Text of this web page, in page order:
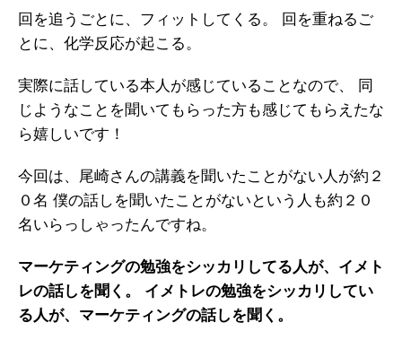
回を追うごとに、フィットしてくる。
回を重ねるご
とに、化学反応が起こる。
実際に話している本人が感じていることなので、
同
じようなことを聞いてもらった方も感じてもらえたな
ら嬉しいです！
今回は、尾崎さんの講義を聞いたことがない人が約２
０名 僕の話しを聞いたことがないという人も約２０
名いらっしゃったんですね。
マーケティングの勉強をシッカリしてる人が、イメト
レの話しを聞く。
イメトレの勉強をシッカリしてい
る人が、マーケティングの話しを聞く。